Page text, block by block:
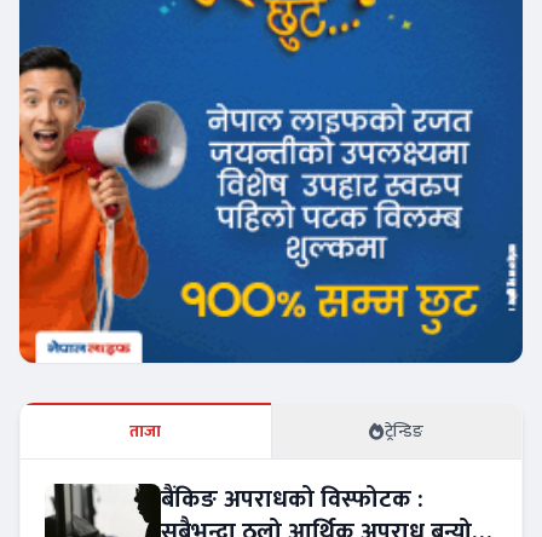
ताजा ट्रेन्डिङ
बैंकिङ अपराधको विस्फोटक :